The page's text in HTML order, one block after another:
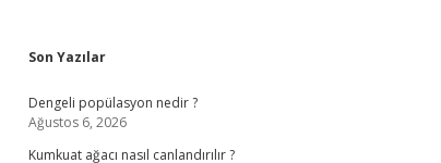
Sidebar
Son Yazılar
Dengeli popülasyon nedir ?
Ağustos 6, 2026
Kumkuat ağacı nasıl canlandırılır ?